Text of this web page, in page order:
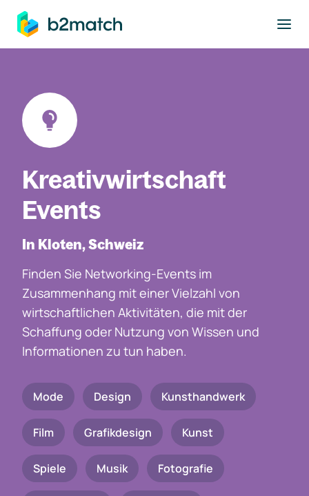
springen
Kreativwirtschaft
Events
In Kloten, Schweiz
Finden Sie Networking-Events im
Zusammenhang mit einer Vielzahl von
wirtschaftlichen Aktivitäten, die mit der
Schaffung oder Nutzung von Wissen und
Informationen zu tun haben.
Mode Design Kunsthandwerk
Film Grafikdesign Kunst
Spiele Musik Fotografie